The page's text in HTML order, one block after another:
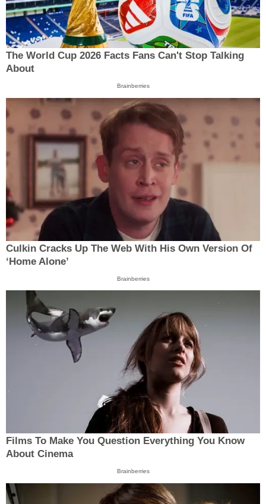
The World Cup 2026 Facts Fans Can't Stop Talking
About
Brainberries
Culkin Cracks Up The Web With His Own Version Of
‘Home Alone’
Brainberries
Films To Make You Question Everything You Know
About Cinema
Brainberries